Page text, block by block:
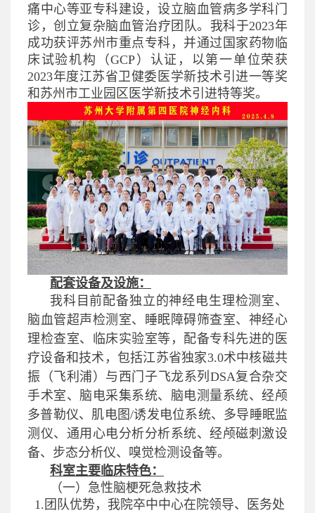
痛中心等亚专科建设，设立脑血管病多学科门
诊，创立复杂脑血管治疗团队。我科于2023年
成功获评苏州市重点专科，并通过国家药物临
床试验机构（GCP ）认证，以第一单位荣获
2023年度江苏省卫健委医学新技术引进一等奖
和苏州市工业园区医学新技术引进特等奖。
配套设备及设施：
我科目前配备独立的神经电生理检测室、
脑血管超声检测室、睡眠障碍筛查室、神经心
理检查室、临床实验室等，配备专科先进的医
疗设备和技术，包括江苏省独家3.0术中核磁共
振（飞利浦）与西门子飞龙系列DSA复合杂交
手术室、脑电采集系统、脑电测量系统、经颅
多普勒仪、肌电图/诱发电位系统、多导睡眠监
测仪、通用心电分析分析系统、经颅磁刺激设
备、步态分析仪、嗅觉检测设备等。
科室主要临床特色：
（一）急性脑梗死急救技术
1. 团队优势，我院卒中中心在院领导、医务处